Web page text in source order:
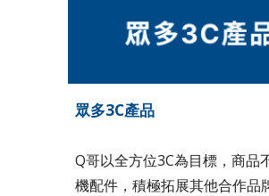
眾多3C產品
Q哥以全方位3C為目標，商品
機配件，積極拓展其他合作品